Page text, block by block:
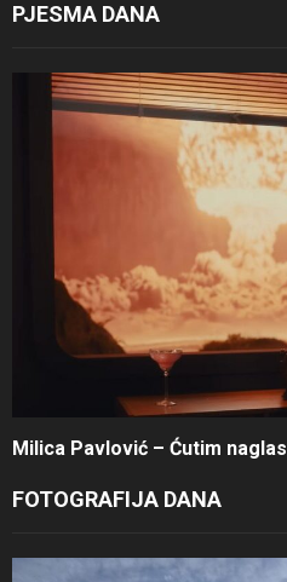
PJESMA DANA
Milica Pavlović – Ćutim naglas
FOTOGRAFIJA DANA